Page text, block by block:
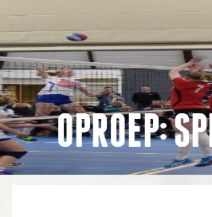
OPROEP: